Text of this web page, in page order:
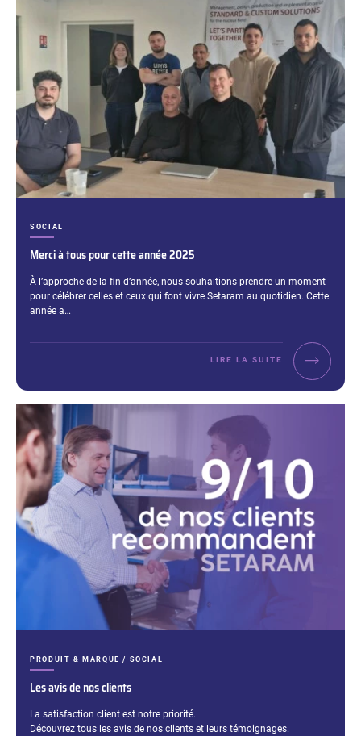
Merci à tous pour cette année 2025
CATÉGORIES :
SOCIAL
Extrait :
À l’approche de la fin d’année, nous souhaitions prendre un moment
pour célébrer celles et ceux qui font vivre Setaram au quotidien. Cette
année a…
LIRE LA SUITE
Les avis de nos clients
CATÉGORIES :
PRODUIT & MARQUE / SOCIAL
Extrait :
La satisfaction client est notre priorité.
Découvrez tous les avis de nos clients et leurs témoignages.